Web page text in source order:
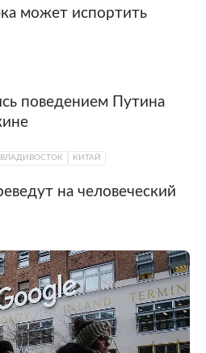
может испортить
поведением Путина
ВЛАДИВОСТОК КИТАЙ
на человеческий